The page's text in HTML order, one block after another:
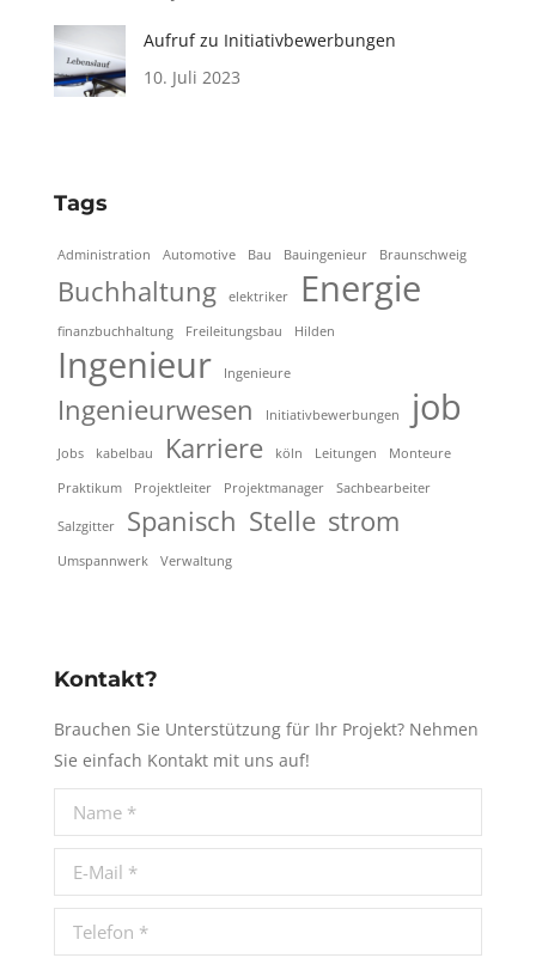
Aufruf zu Initiativbewerbungen
10. Juli 2023
Tags
Administration Automotive Bau Bauingenieur Braunschweig
Buchhaltung elektriker Energie
finanzbuchhaltung Freileitungsbau Hilden
Ingenieur Ingenieure
Ingenieurwesen Initiativbewerbungen job
Jobs kabelbau Karriere köln Leitungen Monteure
Praktikum Projektleiter Projektmanager Sachbearbeiter
Salzgitter Spanisch Stelle strom
Umspannwerk Verwaltung
Kontakt?
Brauchen Sie Unterstützung für Ihr Projekt? Nehmen
Sie einfach Kontakt mit uns auf!
Name *
E-Mail *
Telefon *